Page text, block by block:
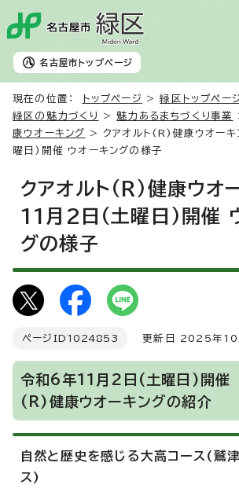
名古屋市 トップページ
現在の位置： トップページ >緑区トップペー
緑区の魅力づくり
> 魅力あるまちづくり事業
康ウオーキング
> クアオルト(R)健康ウオー
曜日)開催 ウオーキングの様子
クアオルト(R)健康ウオ
11月2日(土曜日)開催
グの様子
ページID 1024853 更新日 2025年10
令和6年11月2日(土曜日)開催
(R)健康ウオーキングの紹介
自然と歴史を感じる大高コース(鷲
ス)